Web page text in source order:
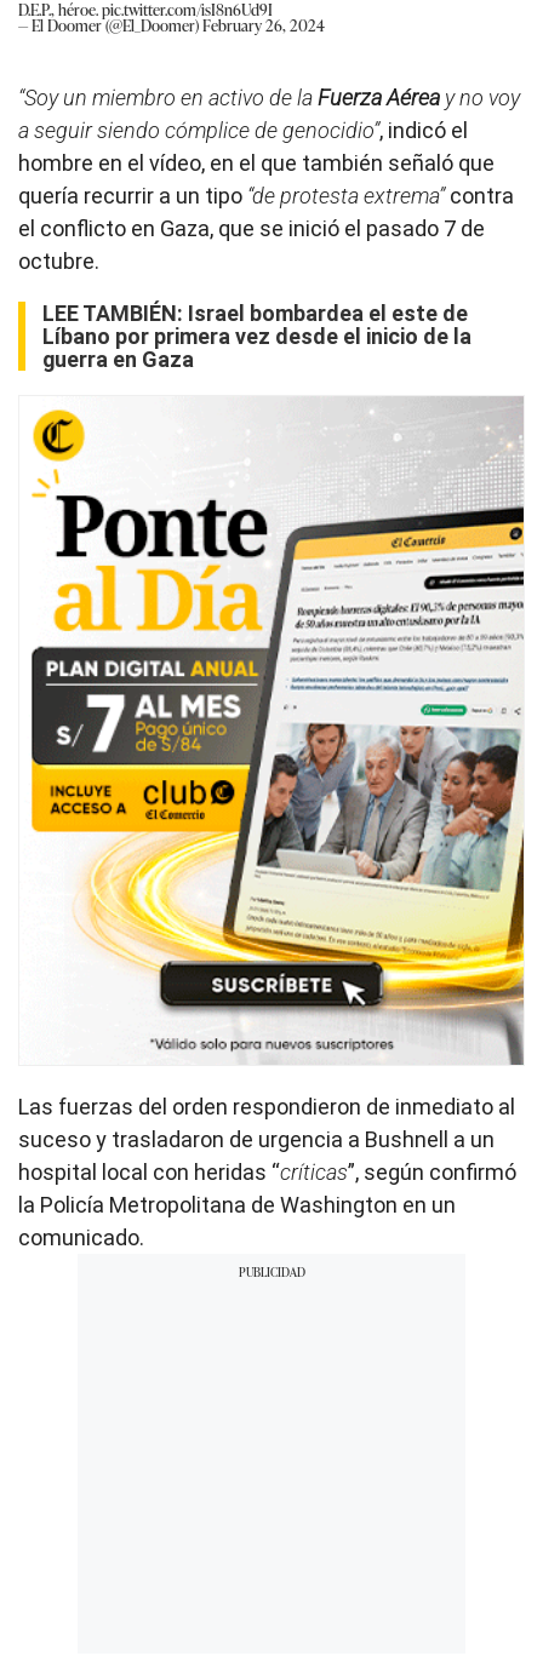
D.E.P., héroe.pic.twitter.com/isI8n6Ud9I
— El Doomer (@El_Doomer)February 26, 2024
“Soy un miembro en activo de laFuerza Aérea y no voy
a seguir siendo cómplice de genocidio”, indicó el
hombre en el vídeo, en el que también señaló que
quería recurrir a un tipo “de protesta extrema”contra
el conflicto en Gaza, que se inició el pasado 7 de
octubre.
LEE TAMBIÉN: Israel bombardea el este de
Líbano por primera vez desde el inicio de la
guerra en Gaza
Las fuerzas del orden respondieron de inmediato al
suceso y trasladaron de urgencia a Bushnell a un
hospital local con heridas “críticas”, según confirmó
la Policía Metropolitana de Washington en un
comunicado.